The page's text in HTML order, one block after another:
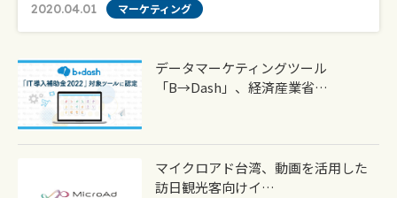
2020.04.01 マーケティング
データマーケティングツール
「b→dash」、経済産業省…
マイクロアド台湾、動画を活用した
訪日観光客向けイ…